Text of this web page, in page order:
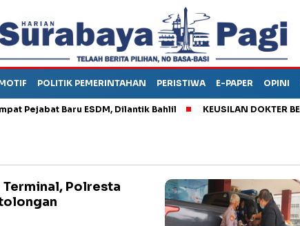
POLITIK PEMERINTAHAN PERISTIWA E-PAPER OPINI
Baru ESDM, Dilantik Bahlil KEUSILAN DOKTER BENI,
Polresta